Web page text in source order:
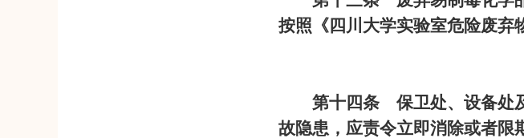
按照《四川大学实验室危险废弃
第十四条 保卫处、设备处
故隐患，应责令立即消除或者限